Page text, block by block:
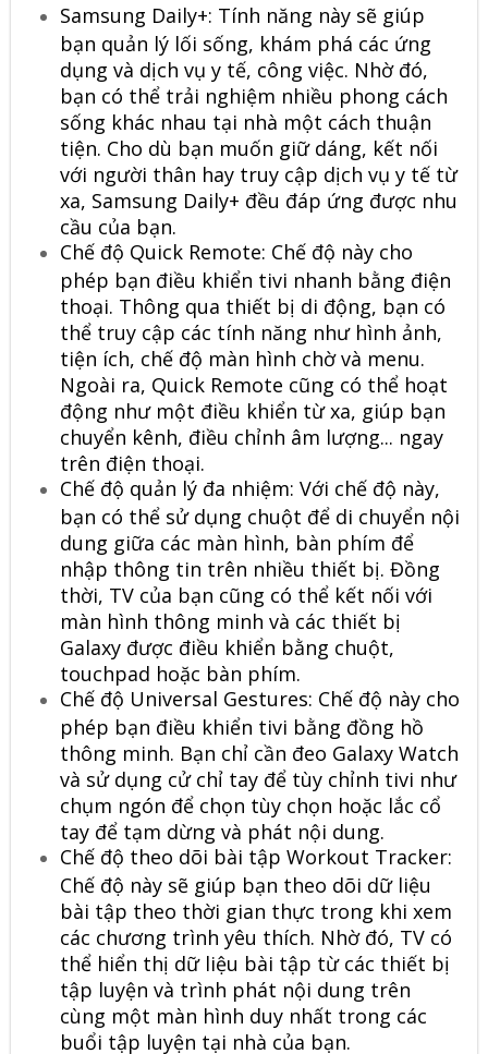
Samsung Daily+: Tính năng này sẽ giúp
bạn quản lý lối sống, khám phá các ứng
dụng và dịch vụ y tế, công việc. Nhờ đó,
bạn có thể trải nghiệm nhiều phong cách
sống khác nhau tại nhà một cách thuận
tiện. Cho dù bạn muốn giữ dáng, kết nối
với người thân hay truy cập dịch vụ y tế từ
xa, Samsung Daily+ đều đáp ứng được nhu
cầu của bạn.
Chế độ Quick Remote: Chế độ này cho
phép bạn điều khiển tivi nhanh bằng điện
thoại. Thông qua thiết bị di động, bạn có
thể truy cập các tính năng như hình ảnh,
tiện ích, chế độ màn hình chờ và menu.
Ngoài ra, Quick Remote cũng có thể hoạt
động như một điều khiển từ xa, giúp bạn
chuyển kênh, điều chỉnh âm lượng... ngay
trên điện thoại.
Chế độ quản lý đa nhiệm: Với chế độ này,
bạn có thể sử dụng chuột để di chuyển nội
dung giữa các màn hình, bàn phím để
nhập thông tin trên nhiều thiết bị. Đồng
thời, TV của bạn cũng có thể kết nối với
màn hình thông minh và các thiết bị
Galaxy được điều khiển bằng chuột,
touchpad hoặc bàn phím.
Chế độ Universal Gestures: Chế độ này cho
phép bạn điều khiển tivi bằng đồng hồ
thông minh. Bạn chỉ cần đeo Galaxy Watch
và sử dụng cử chỉ tay để tùy chỉnh tivi như
chụm ngón để chọn tùy chọn hoặc lắc cổ
tay để tạm dừng và phát nội dung.
Chế độ theo dõi bài tập Workout Tracker:
Chế độ này sẽ giúp bạn theo dõi dữ liệu
bài tập theo thời gian thực trong khi xem
các chương trình yêu thích. Nhờ đó, TV có
thể hiển thị dữ liệu bài tập từ các thiết bị
tập luyện và trình phát nội dung trên
cùng một màn hình duy nhất trong các
buổi tập luyện tại nhà của bạn.